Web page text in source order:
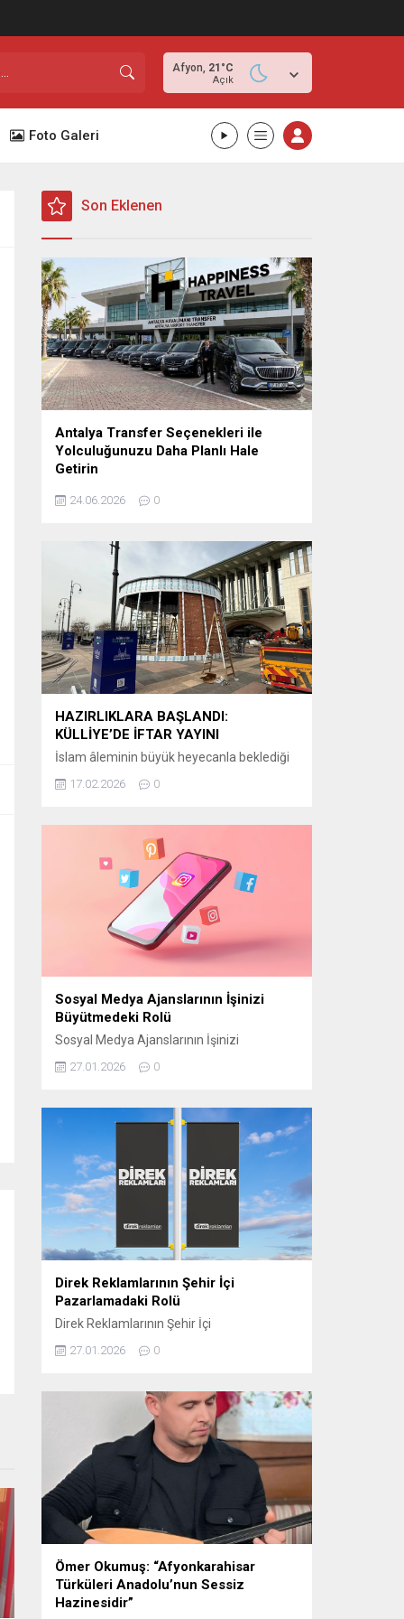
Afyon, 21 °C
Açık
Foto Galeri
Son Eklenen
Antalya Transfer Seçenekleri ile
Yolculuğunuzu Daha Planlı Hale
Getirin
önemli detaylardan biri, varış noktasında
Antalya gibi uluslararası yoğunluğu yüksek
bir destinasyonda, havalimanından otellere
veya şehir içi noktalara ulaşımın önceden
planlanması büyük kolaylık sağlar.
Günümüzde birçok ziyaretçi, klasik ulaşım
yöntemleri yerine önceden organize edilen
sistemleri tercih etmektedir. Bu
kapsamda Antalya airport transfer hizmetleri,...
24.06.2026 0
HAZIRLIKLARA BAŞLANDI:
KÜLLİYE’DE İFTAR YAYINI
İslam âleminin büyük heyecanla beklediği
ekranlara taşınıyor. Kanal D, iftar saatlerinin
programıyla izleyiciyle buluşturmaya
hazırlanıyor. CAM STÜDYO KURULUYOR
“Bir Ramazan Akşamı” için
Cumhurbaşkanlığı Külliyesi yerleşkesinde
bulunan Beştepe Millet Camii avlusuna
özel bir cam stüdyo kuruluyor. Ramazana
özel tasarlanan...
17.02.2026 0
Sosyal Medya Ajanslarının İşinizi
Büyütmedeki Rolü
Sosyal Medya Ajanslarının İşinizi
Büyütmedeki Rolü Günümüzde sosyal
medya, işletmelerin hedef kitlelerine
geldi. Ancak bu başarıyı elde edebilmek için
doğru stratejilerin belirlenmesi gerekir.
Sosyal medya ajansları, işletmelerin dijital
dünyada daha görünür olmasını sağlamak
ve markalarını doğru şekilde
konumlandırmak için kritik bir rol
oynamaktadır. Sosyal...
27.01.2026 0
Direk Reklamlarının Şehir İçi
Pazarlamadaki Rolü
Direk Reklamlarının Şehir İçi
pazarlama stratejilerinin etkili araçlarından
genellikle dikkat çekici ve etkili bir şekilde
konumlandırıldığı için yerel işletmelerden
büyük markalara kadar birçok farklı
sektörde tercih edilmektedir. Elektrik direği
reklamları, şehirlerin kalabalık ve yoğun
bölgelerinde, hareket halindeki kitlelere...
27.01.2026 0
Ömer Okumuş: “Afyonkarahisar
Türküleri Anadolu’nun Sessiz
Hazinesidir”